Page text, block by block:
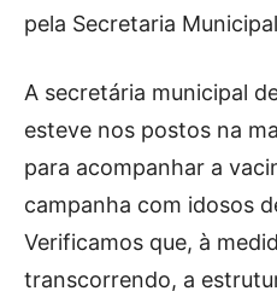
pela Secretaria
A secretária municipal
esteve nos postos na
para acompanhar a
campanha com idosos
Verificamos que, à
transcorrendo, a